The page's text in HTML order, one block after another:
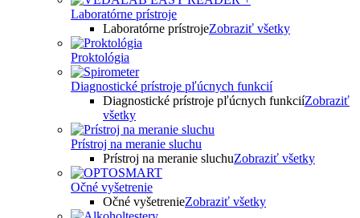
Laboratórne prístroje
Laboratórne prístrojeZobraziť všetky
Proktológia
Diagnostické prístroje pľúcnych funkcií
Diagnostické prístroje pľúcnych funkciíZobraziť
všetky
Prístroj na meranie sluchu
Prístroj na meranie sluchuZobraziť všetky
Očné vyšetrenie
Očné vyšetrenieZobraziť všetky